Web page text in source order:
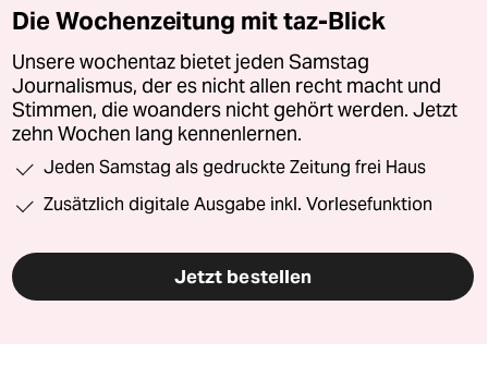
Die Wochenzeitung mit taz-Blick
Unsere wochentaz bietet jeden Samstag
Journalismus, der es nicht allen recht macht und
Stimmen, die woanders nicht gehört werden. Jetzt
zehn Wochen lang kennenlernen.
Jeden Samstag als gedruckte Zeitung frei Haus
Zusätzlich digitale Ausgabe inkl. Vorlesefunktion
Jetzt bestellen